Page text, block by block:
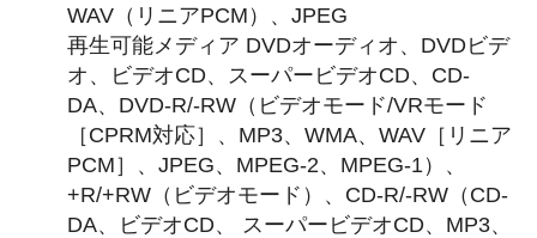
WAV（リニアPCM）、JPEG
再生可能メディア DVDオーディオ、DVDビデ
オ、ビデオCD、スーパービデオCD、CD-
DA、DVD-R/-RW（ビデオモード/VRモード
［CPRM対応］、MP3、WMA、WAV［リニア
PCM］、JPEG、MPEG-2、MPEG-1）、
+R/+RW（ビデオモード）、CD-R/-RW（CD-
DA、ビデオCD、 スーパービデオCD、MP3、